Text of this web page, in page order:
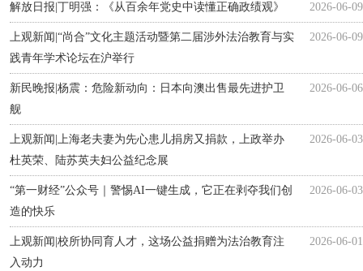
解放日报|丁明强：《从百余年党史中读懂正确政绩观》 2026-06-09
上观新闻|“尚合”文化主题活动暨第二届涉外法治教育与实
践青年学术论坛在沪举行
2026-06-09
新民晚报|杨震：危险新动向：日本向澳出售最先进护卫
舰
2026-06-06
上观新闻|上海老夫妻为先心患儿捐房又捐款，上政举办
杜英荣、陆苏英夫妇公益纪念展
2026-06-03
“第一财经”公众号｜警惕AI一键生成，它正在剥夺我们创
造的快乐
2026-06-03
上观新闻|校所协同育人才，这场公益捐赠为法治教育注
入动力
2026-06-01